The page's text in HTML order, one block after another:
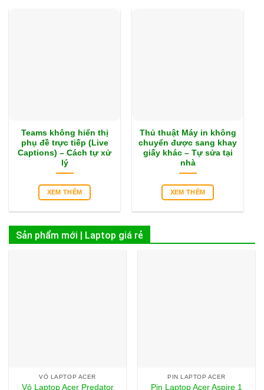
Teams không hiển thị
phụ đề trực tiếp (Live
Captions) – Cách tự xử
lý
XEM THÊM
Thủ thuật Máy in không
chuyển được sang khay
giấy khác – Tự sửa tại
nhà
XEM THÊM
Sản phẩm mới | Laptop giá rẻ
VỎ LAPTOP ACER
Vỏ Laptop Acer Predator
PIN LAPTOP ACER
Pin Laptop Acer Aspire 1